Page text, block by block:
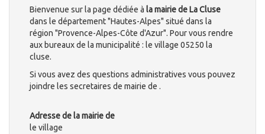
Bienvenue sur la page dédiée à la mairie de La Cluse
dans le département "Hautes-Alpes" situé dans la
région "Provence-Alpes-Côte d'Azur". Pour vous rendre
aux bureaux de la municipalité : le village 05250 la
cluse.
Si vous avez des questions administratives vous pouvez
joindre les secretaires de mairie de .
Adresse de la mairie de
le village